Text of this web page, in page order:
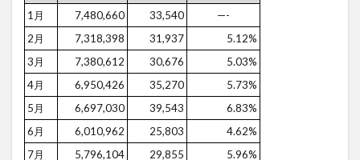
1月
7,480,660 33,540
—-
2月
7,318,398 31,937
5.12%
3月
7,380,612 30,676
5.03%
4月
6,950,426 35,270
5.73%
5月
6,697,030 39,543
6.83%
6月
6,010,962 25,803
4.62%
7月
5,796,104 29,855
5.96%